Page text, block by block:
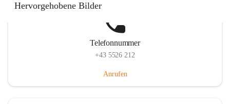
Hervorgehobene Bilder
Telefonnummer
+43 5526 212
Anrufen